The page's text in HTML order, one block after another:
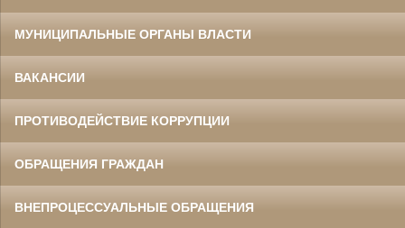
МУНИЦИПАЛЬНЫЕ ОРГАНЫ ВЛАСТИ
ВАКАНСИИ
ПРОТИВОДЕЙСТВИЕ КОРРУПЦИИ
ОБРАЩЕНИЯ ГРАЖДАН
ВНЕПРОЦЕССУАЛЬНЫЕ ОБРАЩЕНИЯ